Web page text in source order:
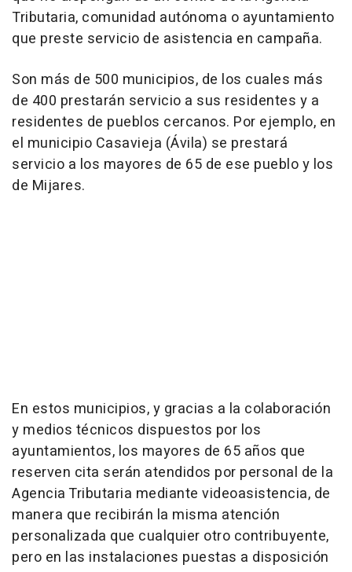
Tributaria, comunidad autónoma o ayuntamiento
que preste servicio de asistencia en campaña.
Son más de 500 municipios, de los cuales más
de 400 prestarán servicio a sus residentes y a
residentes de pueblos cercanos. Por ejemplo, en
el municipio Casavieja (Ávila) se prestará
servicio a los mayores de 65 de ese pueblo y los
de Mijares.
En estos municipios, y gracias a la colaboración
y medios técnicos dispuestos por los
ayuntamientos, los mayores de 65 años que
reserven cita serán atendidos por personal de la
Agencia Tributaria mediante videoasistencia, de
manera que recibirán la misma atención
personalizada que cualquier otro contribuyente,
pero en las instalaciones puestas a disposición